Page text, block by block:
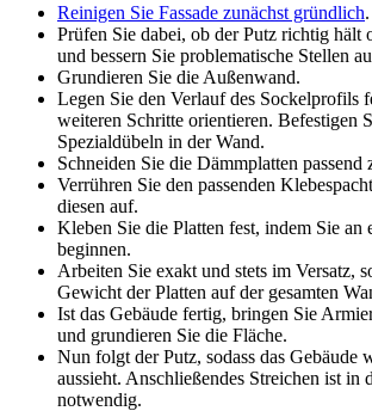
Reinigen Sie Fassade zunächst gründlich.
Prüfen Sie dabei, ob der Putz richtig hält
und bessern Sie problematische Stellen
Grundieren Sie die Außenwand.
Legen Sie den Verlauf des Sockelprofils
weiteren Schritte orientieren. Befestigen
Spezialdübeln in der Wand.
Schneiden Sie die Dämmplatten passend
Verrühren Sie den passenden
diesen auf.
Kleben Sie die Platten fest, indem Sie an
beginnen.
Arbeiten Sie exakt und stets im Versatz,
Gewicht der Platten auf der gesamten
Ist das Gebäude fertig, bringen Sie
und grundieren Sie die Fläche.
Nun folgt der Putz, sodass das Gebäude
aussieht. Anschließendes Streichen ist in
notwendig.